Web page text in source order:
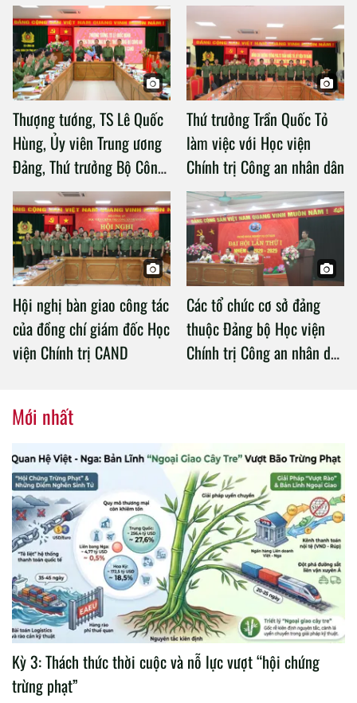
Thượng tướng, TS Lê Quốc
Hùng, Ủy viên Trung ương
Đảng, Thứ trưởng Bộ Công
an làm việc với Học viện
Chính trị Công an nhân dân
Thứ trưởng Trần Quốc Tỏ
làm việc với Học viện
Chính trị Công an nhân dân
Hội nghị bàn giao công tác
của đồng chí giám đốc Học
viện Chính trị CAND
Các tổ chức cơ sở đảng
thuộc Đảng bộ Học viện
Chính trị Công an nhân dân
Mới nhất
Kỳ 3: Thách thức thời cuộc và nỗ lực vượt “hội chứng
trừng phạt”